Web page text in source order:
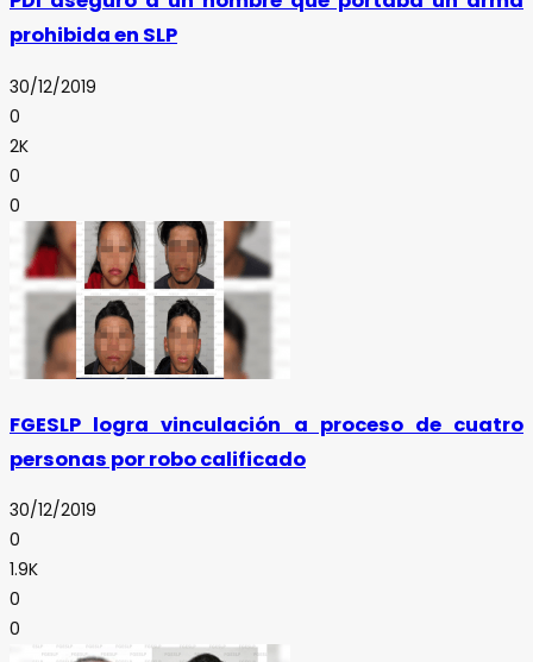
prohibida en SLP
30/12/2019
0
2K
0
0
FGESLP logra vinculación a proceso de cuatro
personas por robo calificado
30/12/2019
0
1.9K
0
0